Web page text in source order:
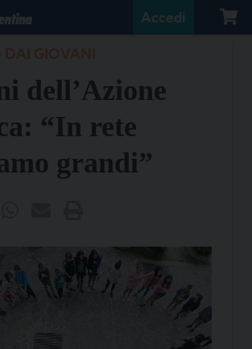
Accedi
dell’Azione
“In rete
grandi”